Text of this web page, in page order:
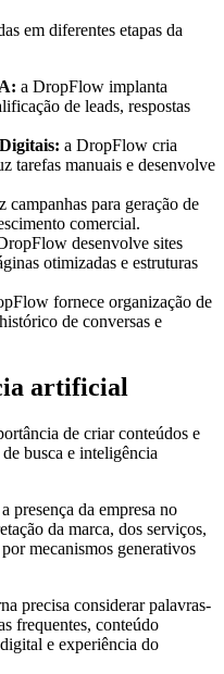
em diferentes etapas da
a DropFlow implanta
de leads, respostas
a DropFlow cria
tarefas manuais e desenvolve
para geração de
comercial.
desenvolve sites
otimizadas e estruturas
fornece organização de
de conversas e
artificial
de criar conteúdos e
busca e inteligência
presença da empresa no
da marca, dos serviços,
mecanismos generativos
precisa considerar palavras-
frequentes, conteúdo
e experiência do